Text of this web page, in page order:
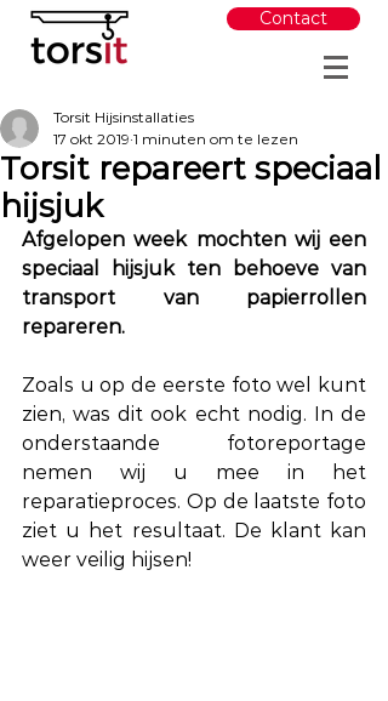
Contact
Torsit repareert speciaal
hijsjuk
Torsit Hijsinstallaties
17 okt 2019 1 minuten om te lezen
Afgelopen week mochten wij een
speciaal hijsjuk ten behoeve van
transport van papierrollen
repareren.
Zoals u op de eerste foto wel kunt
zien, was dit ook echt nodig. In de
onderstaande fotoreportage
nemen wij u mee in het
reparatieproces. Op de laatste foto
ziet u het resultaat. De klant kan
weer veilig hijsen!